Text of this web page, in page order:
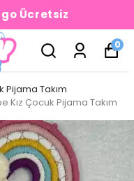
Ücretsiz
0
Pijama Takım
Kız Çocuk Pijama Takım